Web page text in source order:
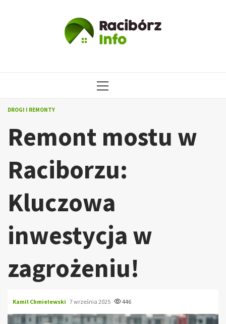
MENU
DROGI I REMONTY
Remont mostu w
Raciborzu:
Kluczowa
inwestycja w
zagrożeniu!
Kamil Chmielewski 7 września 2025 446